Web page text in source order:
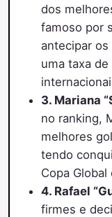
dos
famoso por
antecipar
uma taxa
3. Mariana
no ranking,
melhores
tendo
Copa
4. Rafael
firmes e